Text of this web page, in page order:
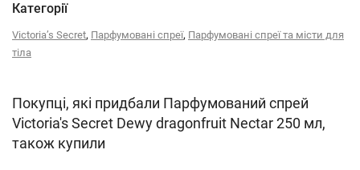
Категорії
Victoria’s Secret, Парфумовані спреї, Парфумовані спреї та місти для
тіла
Покупці, які придбали Парфумований спрей
Victoria's Secret Dewy dragonfruit Nectar 250 мл,
також купили